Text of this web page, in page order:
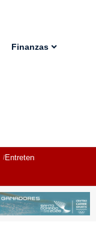
Finanzas
Entretenimiento